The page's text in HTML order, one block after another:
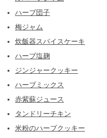
ハーブ団子
梅ジャム
炊飯器スパイスケーキ
ハーブ塩麹
ジンジャークッキー
ハーブミックス
赤紫蘇ジュース
タンドリーチキン
米粉のハーブクッキー